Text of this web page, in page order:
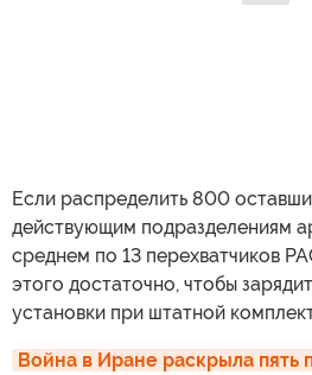
Если распределить 800
действующим подразделениям
среднем по 13 перехватчиков
этого достаточно, чтобы
установки при штатной
Война в Иране раскрыла пять